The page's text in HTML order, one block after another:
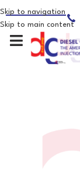
Skip to navigation
Skip to main content